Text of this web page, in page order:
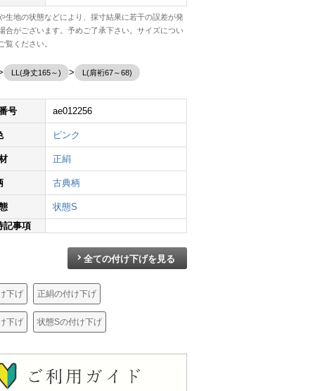
生地の状態などにより、採寸結果に若干の誤差が発
合がございます。予めご了承下さい。サイズについ
覧ください。
LL(身丈165～) L(肩裄67～68)
号 ae012256
ピンク
正絹
古典柄
状態S
記事項
全ての付け下げを見る
下げ 正絹の付け下げ
下げ 状態Sの付け下げ
18,800